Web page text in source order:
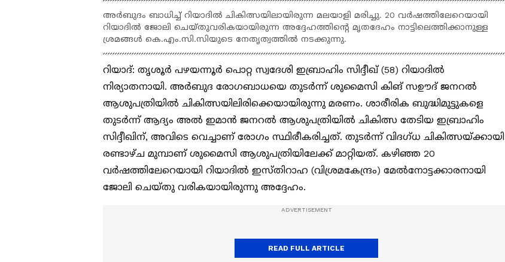
അർബുദം ബാധിച്ച് റിയാദിൽ ചികിത്സയിലായിരുന്ന മലയാളി മരിച്ചു. 20 വർഷത്തിലേറെയായി
റിയാദിൽ ജോലി ചെയ്തുവരികയായിരുന്ന അദ്ദേഹത്തിന്‍റെ മൃതദേഹം നാട്ടിലെത്തിക്കാനുള്ള
ശ്രമങ്ങൾ കെ.എം.സി.സിയുടെ നേതൃത്വത്തിൽ നടക്കുന്നു.
റിയാദ്: തൃശൂർ പഴയന്നൂർ പൊറ്റ സ്വദേശി ഇബ്രാഹിം സിദ്ദീഖ് (58) റിയാദിൽ
നിര്യാതനായി. അർബുദ രോഗബാധയെ തുടർന്ന് ശുമൈസി കിങ് സഊദ് ജനറൽ
ആശുപത്രിയിൽ ചികിത്സയിലിരിക്കെയായിരുന്നു മരണം. ശാരീരിക ബുദ്ധിമുട്ടുകളെ
തുടർന്ന് ആദ്യം അൽ ഇമാൻ ജനറൽ ആശുപത്രിയിൽ ചികിത്സ തേടിയ ഇബ്രാഹിം
സിദ്ദീഖിന്, അവിടെ വെച്ചാണ് രോഗം സ്ഥിരീകരിച്ചത്. തുടർന്ന് വിദഗ്ധ ചികിത്സയ്ക്കായി
രണ്ടാഴ്ച മുമ്പാണ് ശുമൈസി ആശുപത്രിയിലേക്ക് മാറ്റിയത്. കഴിഞ്ഞ 20
വർഷത്തിലേറെയായി റിയാദിൽ ഇസ്തിറാഹ (വിശ്രമകേന്ദ്രം) മേൽനോട്ടക്കാരനായി
ജോലി ചെയ്തു വരികയായിരുന്നു അദ്ദേഹം.
READ FULL ARTICLE